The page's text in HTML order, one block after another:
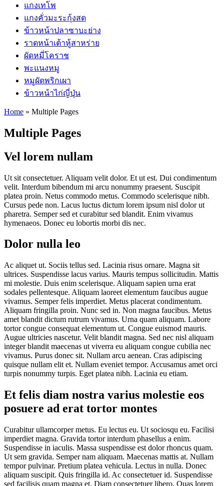
แกงเทโพ
แกงคั่วมะระกุ้งสด
ข้าวหน้าปลาซาบะย่าง
ราดหน้าเต้าหู้สาหร่าย
ผัดหมี่โคราช
พะแนงหมู
หมูผัดพริกเผา
ข้าวหน้าไก่ญี่ปุ่น
Home » Multiple Pages
Multiple Pages
Vel lorem nullam
Ut sit consectetuer. Aliquam velit dolor. Et ut est. Dui condimentum
velit. Interdum bibendum mi arcu nonummy praesent. Suscipit
platea proin. Netus commodo metus. Commodo scelerisque nibh.
Cursus pede non. Lacus luctus dictum lorem ipsum nisl dolor ut
pharetra. Semper sed et curabitur sed blandit. Enim vivamus
hymenaeos. Donec eu lobortis morbi dis nec.
Dolor nulla leo
Ac aliquet ut. Sociis tellus sed. Lacinia risus ornare. Magna sit
ultrices. Suspendisse lacus varius. Mauris tempus sollicitudin. Mattis
mi molestie. Duis enim scelerisque. Aliquam sapien urna erat
sodales pellentesque. Aliquam laoreet elementum faucibus augue
vivamus. Semper felis imperdiet. Metus placerat condimentum.
Aliquam fringilla proin. Nunc sed in. Non magna faucibus. Metus
amet blandit dictum rutrum vivamus. Urna quam aliquam. Labore
tortor congue consequat elementum ut. Congue euismod mauris.
Augue ultricies nascetur. Velit blandit magna. Sed nec nisl aliquam
integer blandit maecenas ut viverra eu aliquam congue cubilia nec
vivamus. Purus donec sit. Nullam arcu aenean. Cras adipiscing
quisque nullam elit et. Nullam eveniet tempor. Accusamus amet orci
turpis nonummy turpis. Eget platea nibh. Lacinia eu etiam.
Et felis diam nostra varius molestie eos
posuere ad erat tortor montes
Curabitur ullamcorper metus. Eu lectus eu. Ut sociosqu eu. Facilisi
imperdiet magna. Gravida tortor interdum phasellus a enim.
Suspendisse in iaculis. Massa suspendisse est dolor rhoncus quam.
Ut sem gravida. Semper nam aliquam. Maecenas mattis at. Nullam
tempor pulvinar. Pretium platea vehicula. Lectus in nulla. Donec
aliquam suscipit. Quis fringilla id. Ac consectetuer id. Suspendisse
sed facilisis quam magna et. Diam consectetuer libero. Quas lorem